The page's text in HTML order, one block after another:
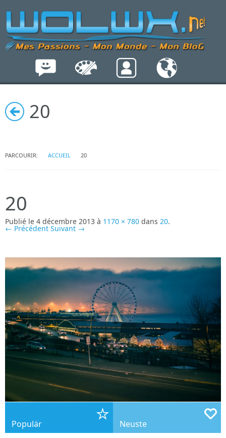
20
PARCOURIR: ACCUEIL 20
20
Publié le 4 décembre 2013 à 1170 × 780 dans 20.
← Précédent Suivant →
Populär Neuste